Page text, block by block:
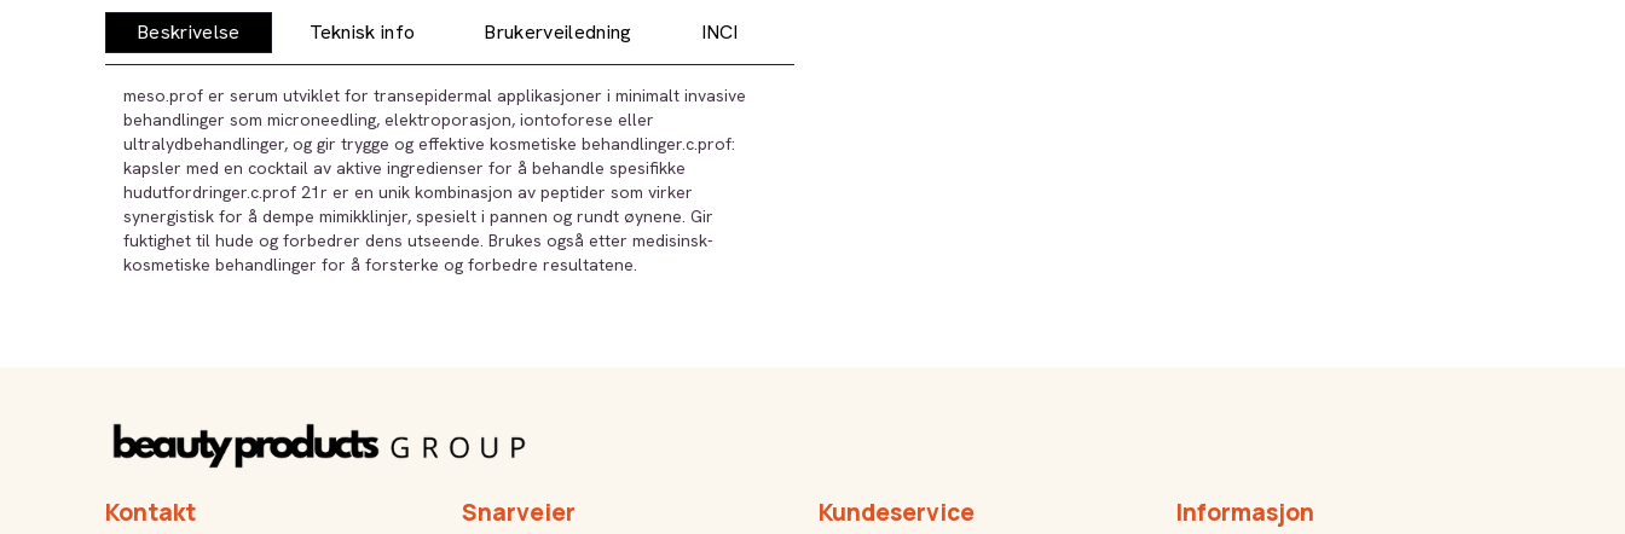
Beskrivelse Teknisk info Brukerveiledning INCI
meso.prof er serum utviklet for transepidermal applikasjoner i minimalt invasive
behandlinger som microneedling, elektroporasjon, iontoforese eller
ultralydbehandlinger, og gir trygge og effektive kosmetiske behandlinger.c.prof:
kapsler med en cocktail av aktive ingredienser for å behandle spesifikke
hudutfordringer.c.prof 21r er en unik kombinasjon av peptider som virker
synergistisk for å dempe mimikklinjer, spesielt i pannen og rundt øynene. Gir
fuktighet til hude og forbedrer dens utseende. Brukes også etter medisinsk-
kosmetiske behandlinger for å forsterke og forbedre resultatene.
Kontakt Snarveier Kundeservice Informasjon